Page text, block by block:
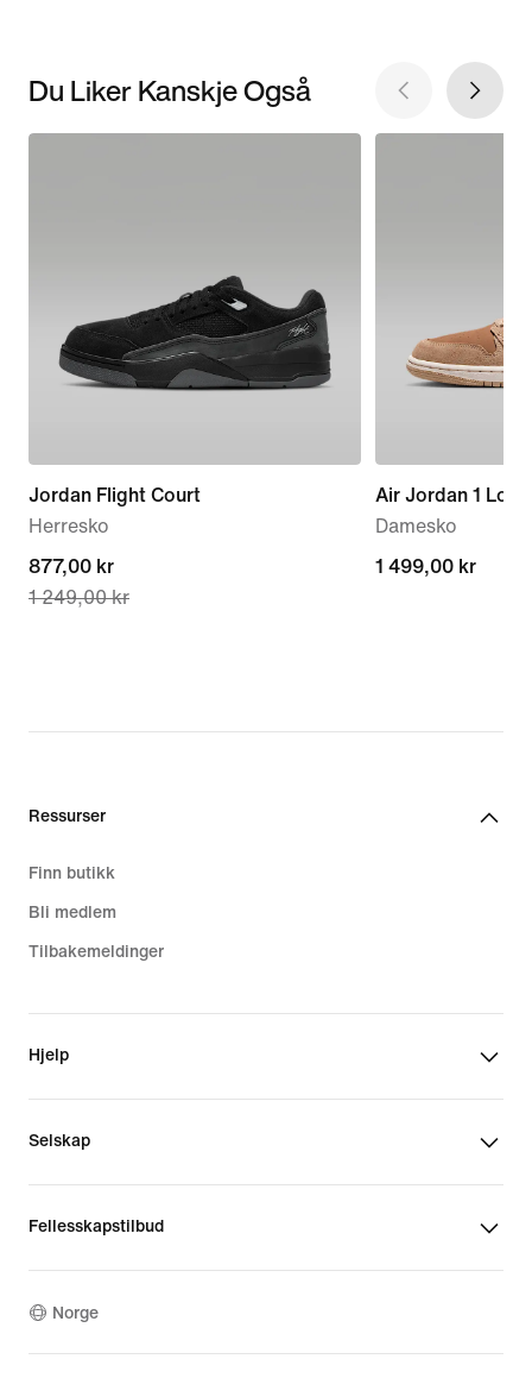
Du Liker Kanskje Også
Jordan Flight Court
Herresko
current
price
1 249,00 kr
877,00 kr
1 249,00 kr
Air Jordan 1 Low
Damesko
1 499,00 kr
1 499,00 kr
Ressurser
Finn butikk
Bli medlem
Tilbakemeldinger
Hjelp
Selskap
Fellesskapstilbud
Norge